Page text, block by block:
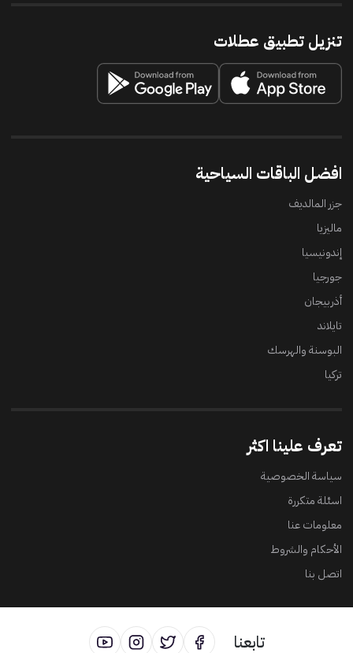
تنزيل تطبيق عطلات
افضل الباقات السياحية
جزر المالديف
ماليزيا
إندونيسيا
جورجيا
أذربيجان
تايلاند
البوسنة والهرسك
تركيا
تعرف علينا اكثر
سياسة الخصوصية
اسئلة متكررة
معلومات عنا
الأحكام والشروط
اتصل بنا
تابعنا